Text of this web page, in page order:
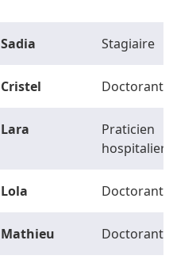
Sadia Stagiaire
Cristel Doctorant
Lara
Praticien
hospitalier
Lola Doctorant
Mathieu Doctorant